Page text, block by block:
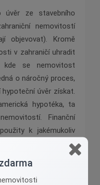
úvěr ze stavebního
nemovitostí
objevovat). Kromě
v zahraničí uhradit
kde se nemovitost
o náročný proces,
úvěr získat.
hypotéka, ta
Finanční
k jakémukoliv